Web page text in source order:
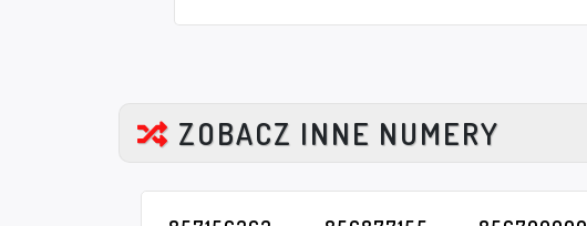
ZOBACZ INNE NUMERY